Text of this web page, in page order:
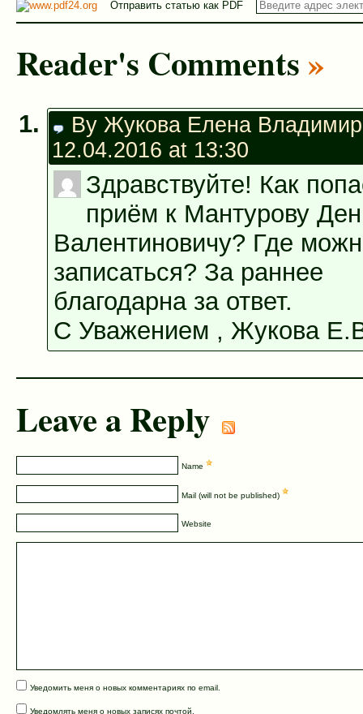
Twitter
(Открывается
в
контентом
Facebook.
новом
окне)
Google+
(Открывается
в
Отправить статью как PDF
Reader's Comments »
By Жукова Елена
12.04.2016 at 13:30
Здравствуйте! Как
приём к Мантурову
Валентиновичу? Где
записаться? За раннее
благодарна за ответ.
С Уважением , Жукова
Leave a Reply
Name
Mail (will not be published)
Website
Уведомить меня о новых комментариях по email.
Уведомлять меня о новых записях почтой.